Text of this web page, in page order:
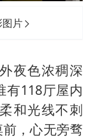
片
夜色浓稠深
有118厅屋内
和光线不刺
，心无旁骛